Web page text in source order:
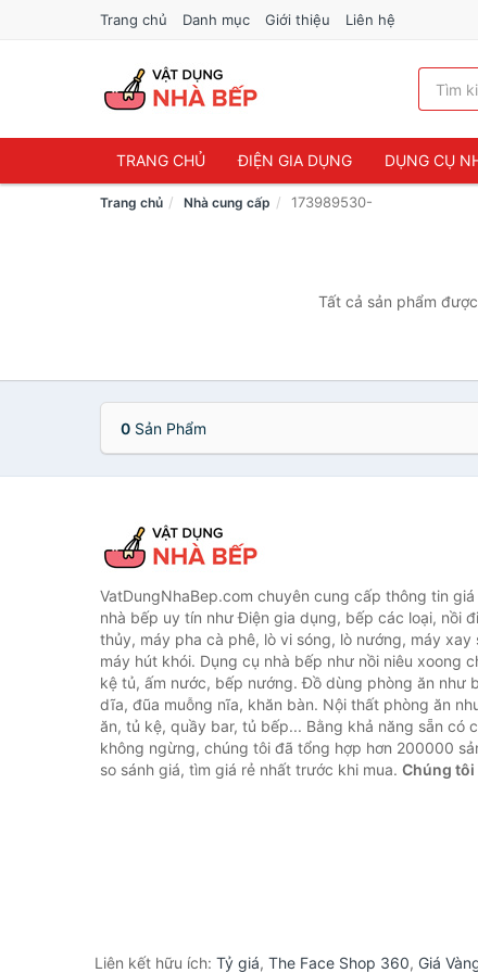
Trang chủ Danh mục Giới thiệu Liên hệ
TRANG CHỦ ĐIỆN GIA DỤNG DỤNG CỤ
Trang chủ Nhà cung cấp 173989530-
Tất cả sản phẩm
0 Sản Phẩm
VatDungNhaBep.com chuyên cung cấp thông tin
nhà bếp uy tín như Điện gia dụng, bếp các loại, nồi
thủy, máy pha cà phê, lò vi sóng, lò nướng, máy xay
máy hút khói. Dụng cụ nhà bếp như nồi niêu xoong
kệ tủ, ấm nước, bếp nướng. Đồ dùng phòng ăn như
dĩa, đũa muỗng nĩa, khăn bàn. Nội thất phòng ăn
ăn, tủ kệ, quầy bar, tủ bếp... Bằng khả năng sẵn có
không ngừng, chúng tôi đã tổng hợp hơn 200000
so sánh giá, tìm giá rẻ nhất trước khi mua. Chúng tôi
Liên kết hữu ích: Tỷ giá, The Face Shop 360, Giá